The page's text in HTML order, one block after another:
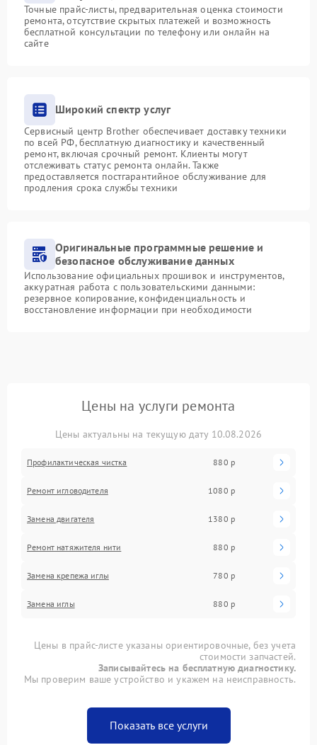
Точные прайс-листы, предварительная оценка стоимости
ремонта, отсутствие скрытых платежей и возможность
бесплатной консультации по телефону или онлайн на
сайте
Широкий спектр услуг
Сервисный центр Brother обеспечивает доставку техники
по всей РФ, бесплатную диагностику и качественный
ремонт, включая срочный ремонт. Клиенты могут
отслеживать статус ремонта онлайн. Также
предоставляется постгарантийное обслуживание для
продления срока службы техники
Оригинальные программные решение и
безопасное обслуживание данных
Использование официальных прошивок и инструментов,
аккуратная работа с пользовательскими данными:
резервное копирование, конфиденциальность и
восстановление информации при необходимости
Цены на услуги ремонта
Цены актуальны на текущую дату 10.08.2026
Профилактическая чистка 880 р
Ремонт игловодителя 1080 р
Замена двигателя 1380 р
Ремонт натяжителя нити 880 р
Замена крепежа иглы 780 р
Замена иглы 880 р
Цены в прайс-листе указаны ориентировочные, без учета
стоимости запчастей.
Записывайтесь на бесплатную диагностику.
Мы проверим ваше устройство и укажем на неисправность.
Показать все услуги